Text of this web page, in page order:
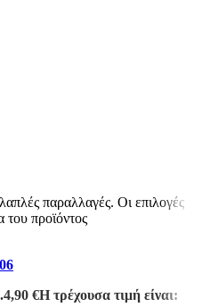
παραλλαγές. Οι επιλογές
του προϊόντος
4,90 €Η τρέχουσα τιμή είναι: